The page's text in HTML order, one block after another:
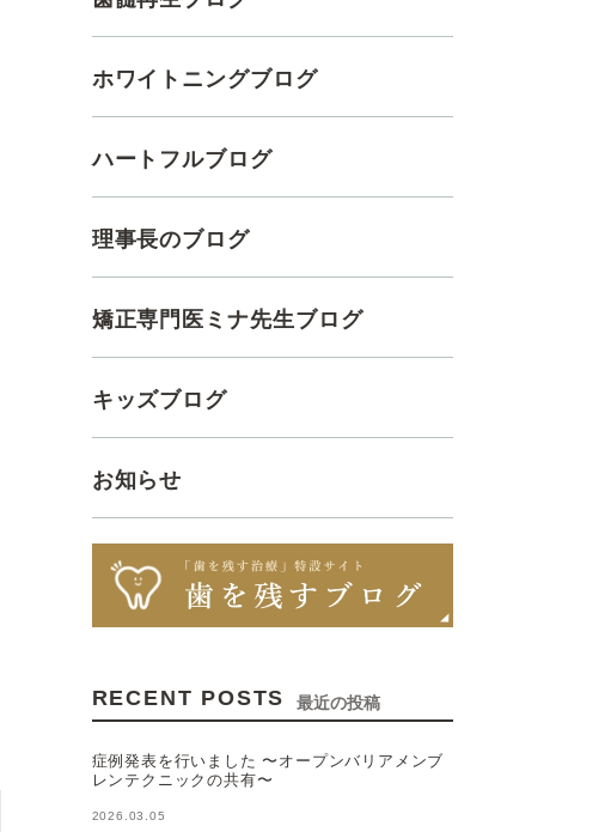
ホワイトニングブログ
ハートフルブログ
理事長のブログ
矯正専門医ミナ先生ブログ
キッズブログ
お知らせ
RECENT POSTS 最近の投稿
症例発表を行いました 〜オープンバリアメンブ
レンテクニックの共有〜
2026.03.05